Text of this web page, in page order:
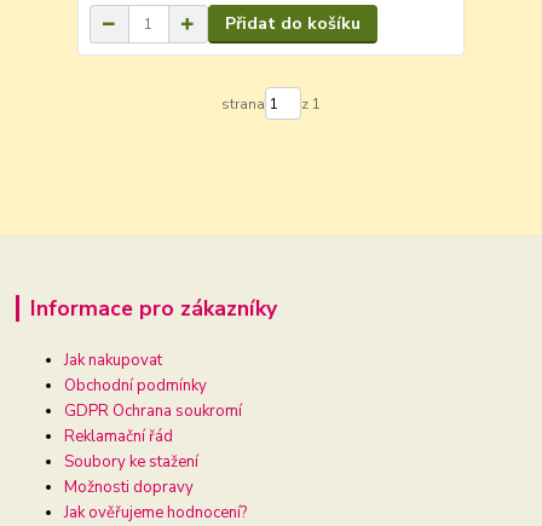
Přidat do košíku
strana z 1
Informace pro zákazníky
Jak nakupovat
Obchodní podmínky
GDPR Ochrana soukromí
Reklamační řád
Soubory ke stažení
Možnosti dopravy
Jak ověřujeme hodnocení?